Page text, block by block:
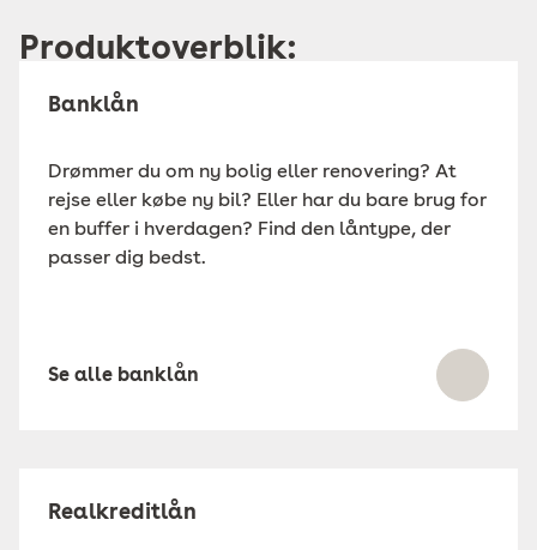
Produktoverblik:
Banklån
Drømmer du om ny bolig eller renovering? At
rejse eller købe ny bil? Eller har du bare brug for
en buffer i hverdagen? Find den låntype, der
passer dig bedst.
Se alle banklån
Realkreditlån